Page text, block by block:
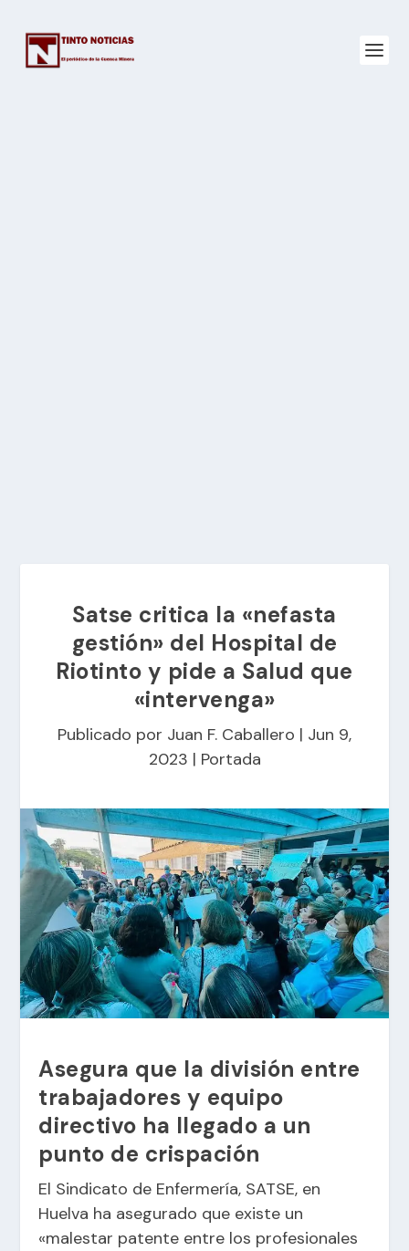
Satse critica la «nefasta
gestión» del Hospital de
Riotinto y pide a Salud que
«intervenga»
Publicado por Juan F. Caballero | Jun 9,
2023 | Portada
Asegura que la división entre
trabajadores y equipo
directivo ha llegado a un
punto de crispación
El Sindicato de Enfermería, SATSE, en
Huelva ha asegurado que existe un
«malestar patente entre los profesionales